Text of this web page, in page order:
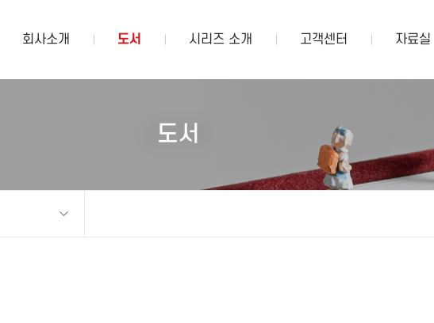
회사소개 도서 시리즈 소개 고객센터 자료실
도서